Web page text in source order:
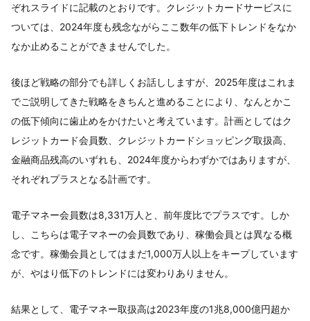
ぞれスライドに記載のとおりです。クレジットカードサービスに
ついては、2024年度も残念ながらここ数年の低下トレンドをなか
なか止めることができませんでした。
後ほど戦略の部分でも詳しくお話ししますが、2025年度はこれま
でご説明してきた戦略をきちんと進めることにより、なんとかこ
の低下傾向に歯止めをかけたいと考えています。計画としてはク
レジットカード会員数、クレジットカードショッピング取扱高、
金融商品残高のいずれも、2024年度からわずかではありますが、
それぞれプラスとなる計画です。
電子マネー会員数は8,331万人と、前年度比でプラスです。しか
し、こちらは電子マネーの会員数であり、稼働会員とは異なる概
念です。稼働会員としてはまだ1,000万人以上をキープしています
が、やはり低下のトレンドには変わりありません。
結果として、電子マネー取扱高は2023年度の1兆8,000億円超か